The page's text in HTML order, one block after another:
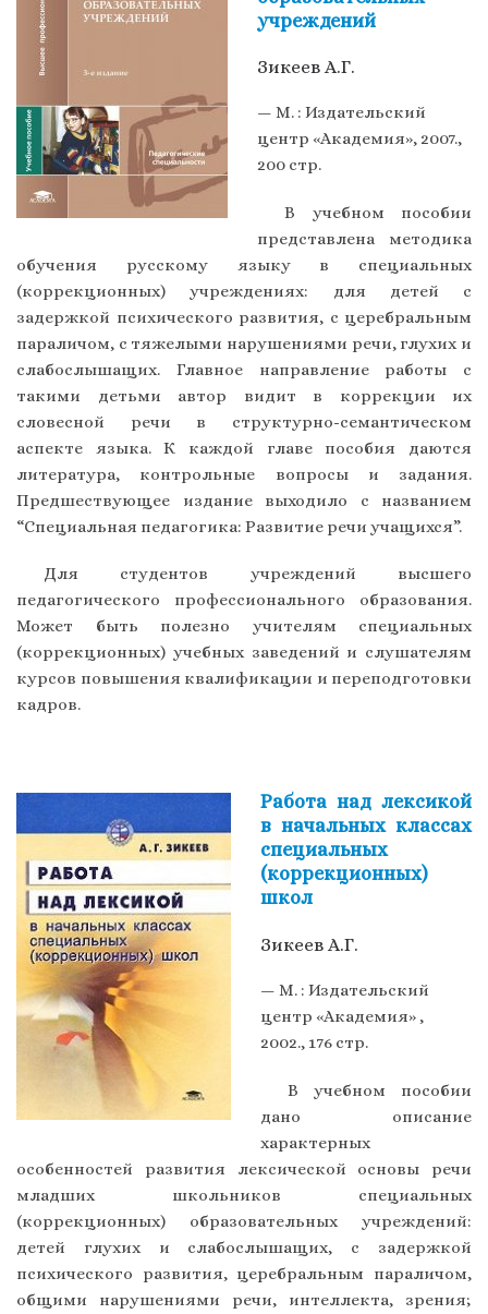
учреждений
Зикеев А.Г.
— М. : Издательский
центр «Академия», 2007.,
200 стр.
В учебном пособии
представлена методика
обучения русскому языку в специальных
(коррекционных) учреждениях: для детей с
задержкой психического развития, с церебральным
параличом, с тяжелыми нарушениями речи, глухих и
слабослышащих. Главное направление работы с
такими детьми автор видит в коррекции их
словесной речи в структурно-семантическом
аспекте языка. К каждой главе пособия даются
литература, контрольные вопросы и задания.
Предшествующее издание выходило с названием
“Специальная педагогика: Развитие речи учащихся”.
Для студентов учреждений высшего
педагогического профессионального образования.
Может быть полезно учителям специальных
(коррекционных) учебных заведений и слушателям
курсов повышения квалификации и переподготовки
кадров.
Работа над лексикой
в начальных классах
специальных
(коррекционных)
школ
Зикеев А.Г.
— М. : Издательский
центр «Академия» ,
2002., 176 стр.
В учебном пособии
дано описание
характерных
особенностей развития лексической основы речи
младших школьников специальных
(коррекционных) образовательных учреждений:
детей глухих и слабослышащих, с задержкой
психического развития, церебральным параличом,
общими нарушениями речи, интеллекта, зрения;